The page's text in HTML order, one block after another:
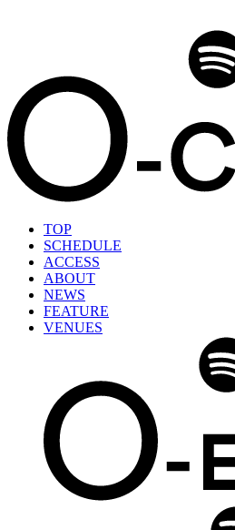
TOP
SCHEDULE
ACCESS
ABOUT
NEWS
FEATURE
VENUES